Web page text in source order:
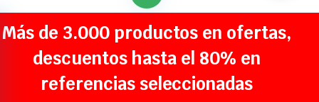
Más de 3.000 productos en ofertas,
descuentos hasta el 80% en
referencias seleccionadas